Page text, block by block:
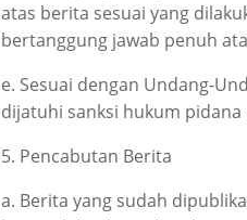
atas berita sesuai yang
bertanggung jawab penuh
e. Sesuai dengan Undang-
dijatuhi sanksi hukum pidana
5. Pencabutan Berita
a. Berita yang sudah